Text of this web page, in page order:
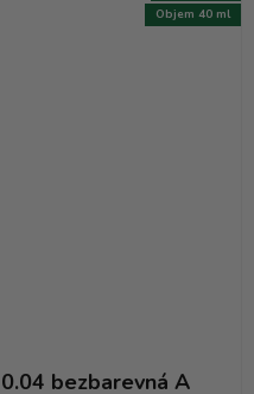
bezbarevná A
Objem 40 ml